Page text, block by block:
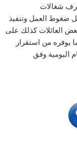
شغالات
ضغوط العمل وتنفيذ
العائلات كذلك على
يوفره من استقرار
اليومية وفق